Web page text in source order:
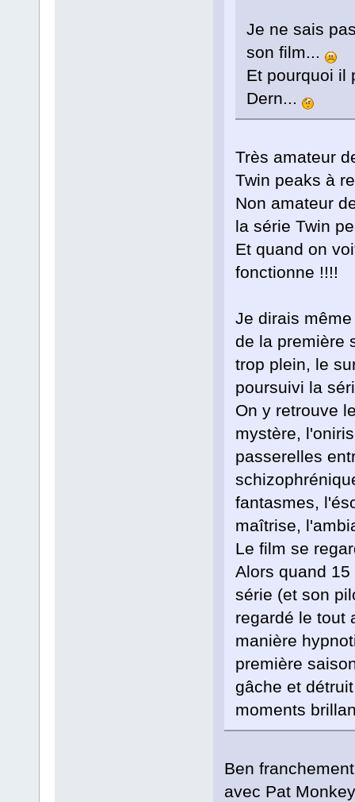
Je ne sais
son film...
Et pourquoi il
Dern...
Très amateur
Twin peaks à
Non amateur
la série Twin
Et quand on
fonctionne !!!!
Je dirais
de la première
trop plein, le
poursuivi la
On y retrouve
mystère,
passerelles
fantasmes,
maîtrise,
Le film se
Alors quand
série (et son
regardé le tout
manière
première
gâche et
moments
Ben
avec Pat